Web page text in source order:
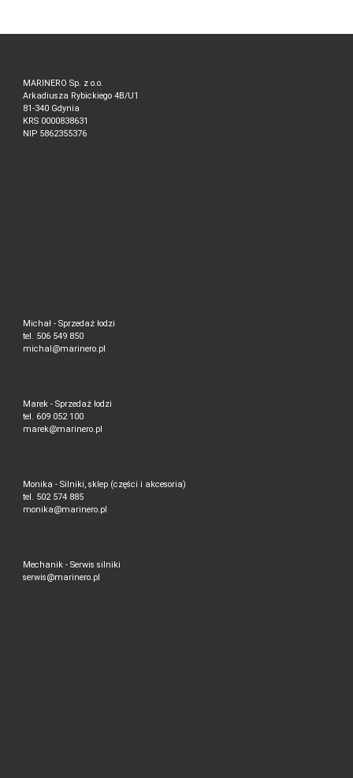
MARINERO Sp. z o.o.
Arkadiusza Rybickiego 4B/U1
81-340 Gdynia
KRS 0000838631
NIP 5862355376
Michał - Sprzedaż łodzi
tel. 506 549 850
michal@marinero.pl
Marek - Sprzedaż łodzi
tel. 609 052 100
marek@marinero.pl
Monika - Silniki, sklep (części i akcesoria)
tel. 502 574 885
monika@marinero.pl
Mechanik - Serwis silniki
serwis@marinero.pl